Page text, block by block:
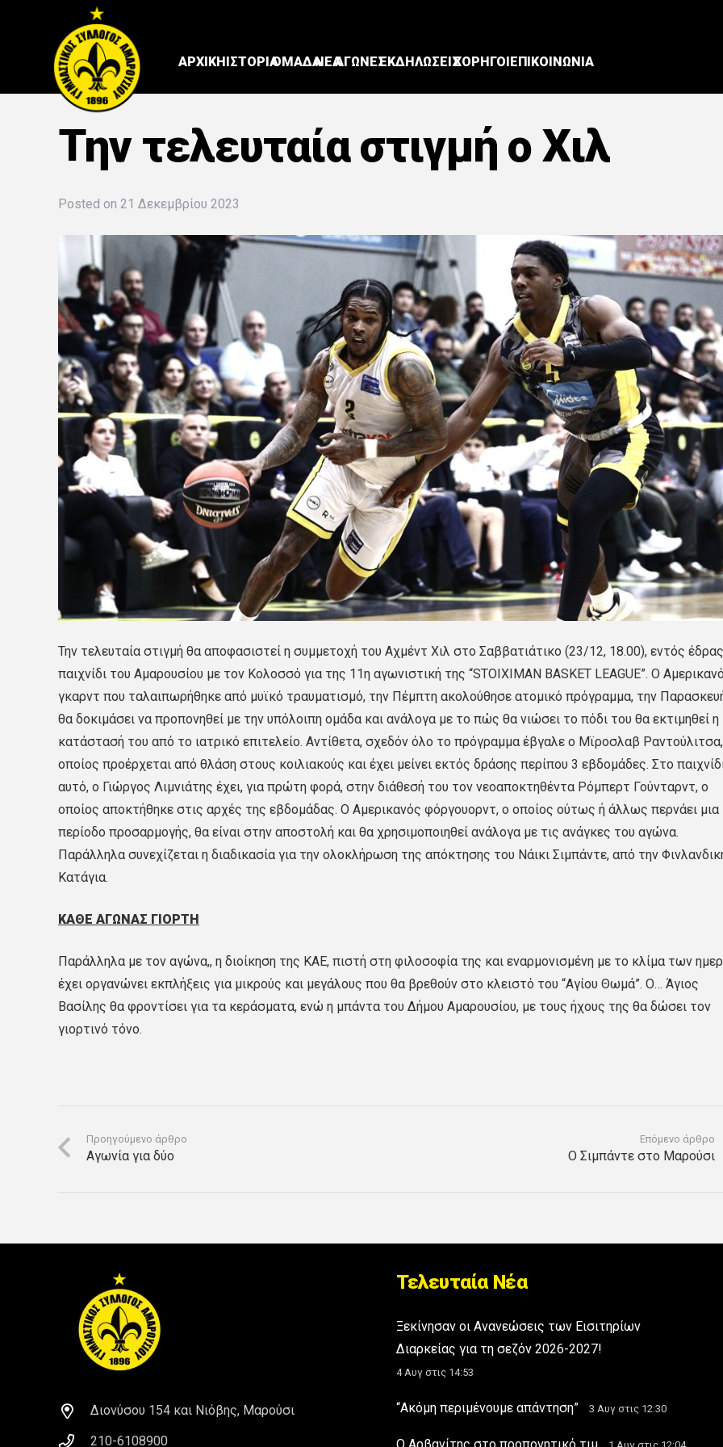
ΑΡΧΙΚΗΙΣΤΟΡΙΑΟΜΑΔΑΝΕΑΑΓΩΝΕΣΕΚΔΗΛΩΣΕΙΣΧΟΡΗΓΟΙΕΠΙΚΟΙΝΩΝΙΑ
Την τελευταία στιγμή ο Χιλ
Posted on 21 Δεκεμβρίου 2023
Την τελευταία στιγμή θα αποφασιστεί η συμμετοχή του Αχμέντ Χιλ στο Σαββατιάτικο (23/12, 18.00), εντός
παιχνίδι του Αμαρουσίου με τον Κολοσσό για της 11η αγωνιστική της “STOIXIMAN BASKET LEAGUE”. Ο
γκαρντ που ταλαιπωρήθηκε από μυϊκό τραυματισμό, την Πέμπτη ακολούθησε ατομικό πρόγραμμα, την
θα δοκιμάσει να προπονηθεί με την υπόλοιπη ομάδα και ανάλογα με το πώς θα νιώσει το πόδι του θα εκτιμηθεί η
κατάστασή του από το ιατρικό επιτελείο. Αντίθετα, σχεδόν όλο το πρόγραμμα έβγαλε ο Μϊροσλαβ
οποίος προέρχεται από θλάση στους κοιλιακούς και έχει μείνει εκτός δράσης περίπου 3 εβδομάδες. Στο
αυτό, ο Γιώργος Λιμνιάτης έχει, για πρώτη φορά, στην διάθεσή του τον νεοαποκτηθέντα Ρόμπερτ Γούνταρντ, ο
οποίος αποκτήθηκε στις αρχές της εβδομάδας. Ο Αμερικανός φόργουορντ, ο οποίος ούτως ή άλλως περνάει μια
περίοδο προσαρμογής, θα είναι στην αποστολή και θα χρησιμοποιηθεί ανάλογα με τις ανάγκες του αγώνα.
Παράλληλα συνεχίζεται η διαδικασία για την ολοκλήρωση της απόκτησης του Νάικι Σιμπάντε, από την
Κατάγια.
ΚΑΘΕ ΑΓΩΝΑΣ ΓΙΟΡΤΗ
Παράλληλα με τον αγώνα,, η διοίκηση της ΚΑΕ, πιστή στη φιλοσοφία της και εναρμονισμένη με το κλίμα των
έχει οργανώνει εκπλήξεις για μικρούς και μεγάλους που θα βρεθούν στο κλειστό του “Αγίου Θωμά”. Ο… Άγιος
Βασίλης θα φροντίσει για τα κεράσματα, ενώ η μπάντα του Δήμου Αμαρουσίου, με τους ήχους της θα δώσει τον
γιορτινό τόνο.
Προηγούμενο άρθρο
Αγωνία για δύο
Επόμενο άρθρο
Ο Σιμπάντε στο Μαρούσι
Διονύσου 154 και Νιόβης, Μαρούσι
210-6108900
Τελευταία Νέα
Ξεκίνησαν οι Ανανεώσεις των Εισιτηρίων
Διαρκείας για τη σεζόν 2026-2027!
4 Αυγ στις 14:53
“Ακόμη περιμένουμε απάντηση” 3 Αυγ στις 12:30